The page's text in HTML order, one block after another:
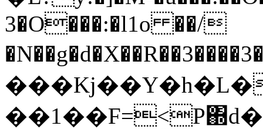
3�O���:�l1o ��/